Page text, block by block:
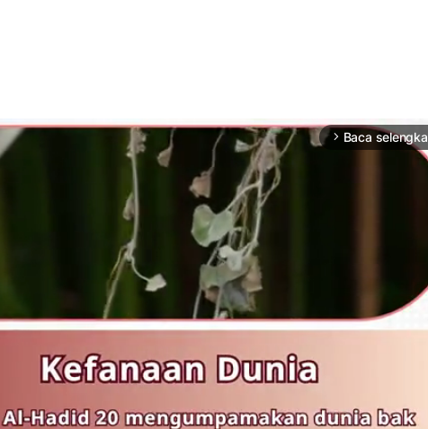
arrow_forward_ios Baca